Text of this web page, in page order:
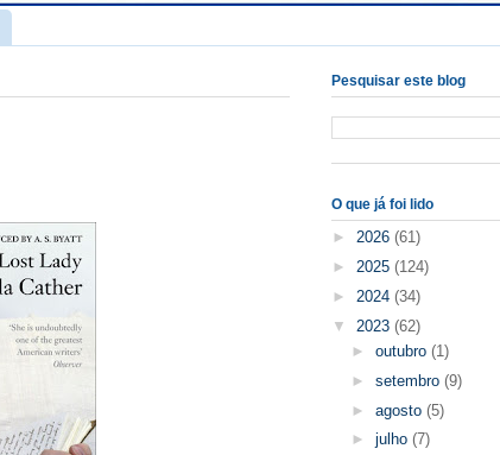
Pesquisar este blog
O que já foi lido
► 2026 (61)
► 2025 (124)
► 2024 (34)
▼ 2023 (62)
► outubro (1)
► setembro (9)
► agosto (5)
► julho (7)